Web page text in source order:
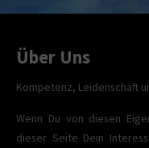
Über Uns
Kompetenz, Leidenschaft
Wenn Du von diesen
dieser Seite Dein